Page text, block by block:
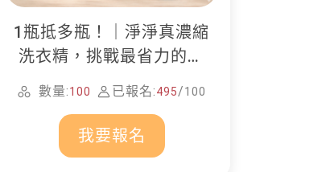
1瓶抵多瓶！｜淨淨真濃縮
洗衣精，挑戰最省力的居
家清潔
數量:100 已報名:495/100
我要報名